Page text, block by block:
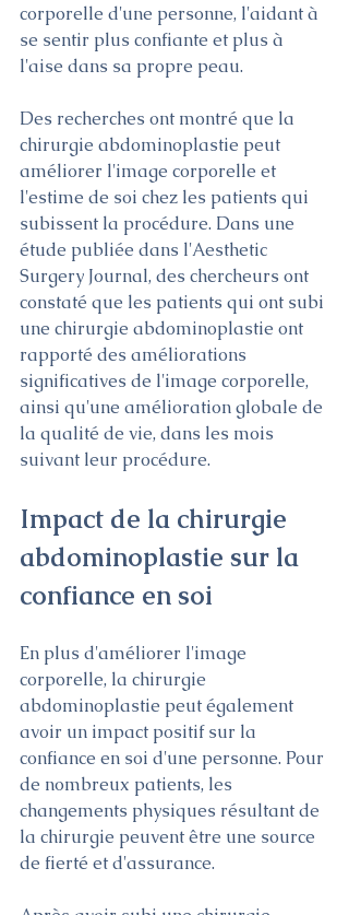
corporelle d'une personne, l'aidant à
se sentir plus confiante et plus à
l'aise dans sa propre peau.
Des recherches ont montré que la
chirurgie abdominoplastie peut
améliorer l'image corporelle et
l'estime de soi chez les patients qui
subissent la procédure. Dans une
étude publiée dans l'Aesthetic
Surgery Journal, des chercheurs ont
constaté que les patients qui ont subi
une chirurgie abdominoplastie ont
rapporté des améliorations
significatives de l'image corporelle,
ainsi qu'une amélioration globale de
la qualité de vie, dans les mois
suivant leur procédure.
Impact de la chirurgie
abdominoplastie sur la
confiance en soi
En plus d'améliorer l'image
corporelle, la chirurgie
abdominoplastie peut également
avoir un impact positif sur la
confiance en soi d'une personne. Pour
de nombreux patients, les
changements physiques résultant de
la chirurgie peuvent être une source
de fierté et d'assurance.